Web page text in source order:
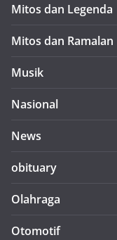
Mitos dan Legenda
Mitos dan Ramalan
Musik
Nasional
News
obituary
Olahraga
Otomotif